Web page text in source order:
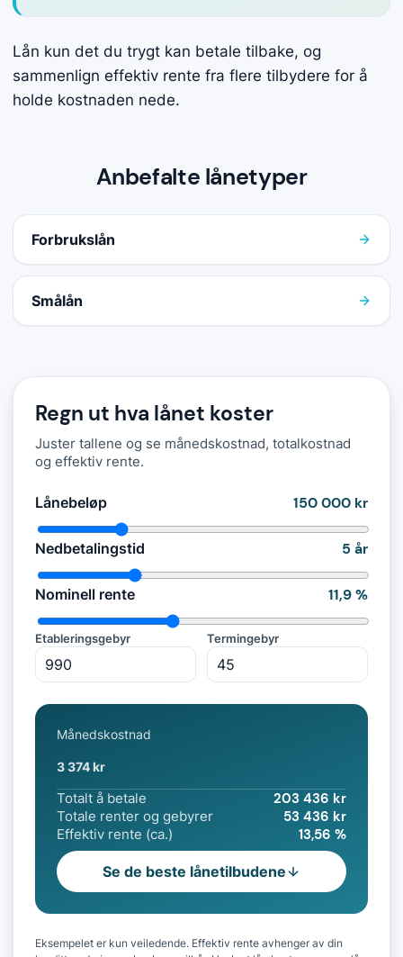
Lån kun det du trygt kan betale tilbake, og
sammenlign effektiv rente fra flere tilbydere for å
holde kostnaden nede.
Anbefalte lånetyper
Forbrukslån
Smålån
Regn ut hva lånet koster
Juster tallene og se månedskostnad, totalkostnad
og effektiv rente.
Lånebeløp 150 000 kr
Nedbetalingstid 5 år
Nominell rente 11,9 %
Etableringsgebyr Termingebyr
Månedskostnad
3 374 kr
Totalt å betale 203 436 kr
Totale renter og gebyrer 53 436 kr
Effektiv rente (ca.) 13,56 %
Se de beste lånetilbudene
Eksempelet er kun veiledende. Effektiv rente avhenger av din